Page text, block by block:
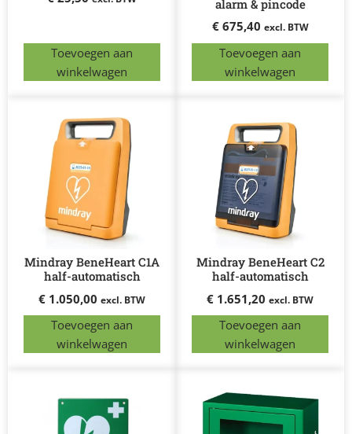
Toevoegen aan
winkelwagen
alarm & pincode
€675,40 excl. BTW
Toevoegen aan
winkelwagen
Mindray BeneHeart C1A
half-automatisch
€ 1.050,00 excl. BTW
Toevoegen aan
winkelwagen
Mindray BeneHeart C2
half-automatisch
€ 1.651,20 excl. BTW
Toevoegen aan
winkelwagen